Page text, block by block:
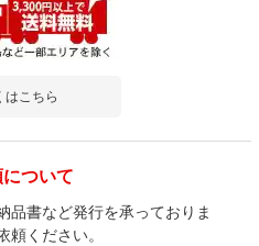
はこちら
ついて
品書など発行を承っておりま
頼ください。